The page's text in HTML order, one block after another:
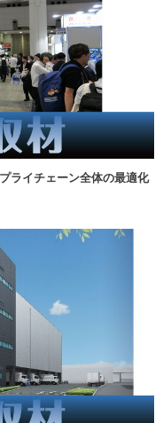
ライチェーン全体の最適化